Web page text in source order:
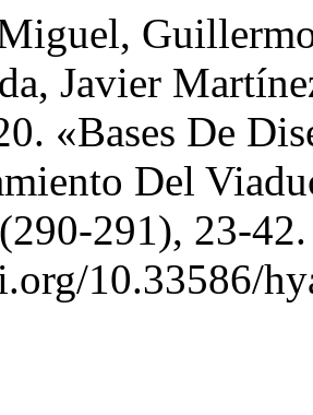
Javier
«Bases De
Del
291), 23-42.
10.33586/